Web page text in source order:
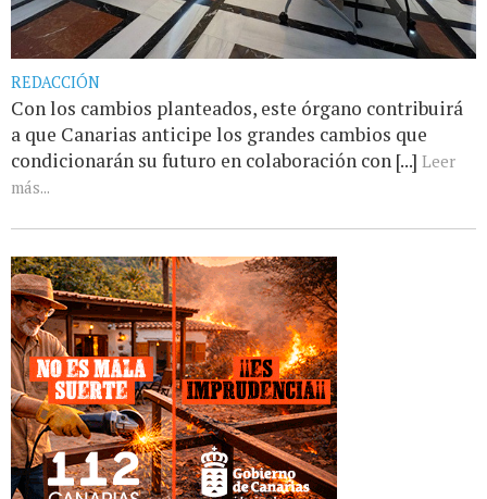
REDACCIÓN
Con los cambios planteados, este órgano contribuirá
a que Canarias anticipe los grandes cambios que
condicionarán su futuro en colaboración con [...] Leer
más...